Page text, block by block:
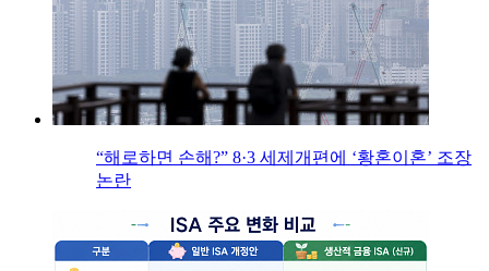
“해로하면 손해?” 8·3 세제개편에 ‘황혼이혼’ 조장
논란